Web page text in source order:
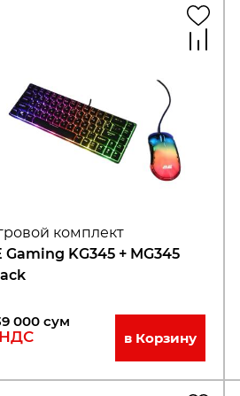
комплект
Gaming KG345 + MG345
000 сум
в Корзину